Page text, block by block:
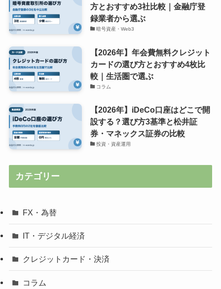
方とおすすめ3社比較｜金融庁登
録業者から選ぶ
暗号資産・Web3
【2026年】年会費無料クレジット
カードの選び方とおすすめ4枚比
較｜生活圏で選ぶ
コラム
【2026年】iDeCo口座はどこで開
設する？選び方3基準と松井証
券・マネックス証券の比較
投資・資産運用
カテゴリー
FX・為替
IT・デジタル経済
クレジットカード・決済
コラム